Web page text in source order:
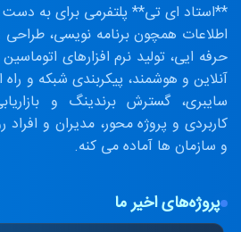
**استاد ای تی** پلتفرمی برای به
اطلاعات همچون برنامه نویسی،
سایبری، گسترش برندینگ و
کاربردی و پروژه محور، مدیران و
و سازمان ها آماده می کنه.
پروژه‌های اخیر ما